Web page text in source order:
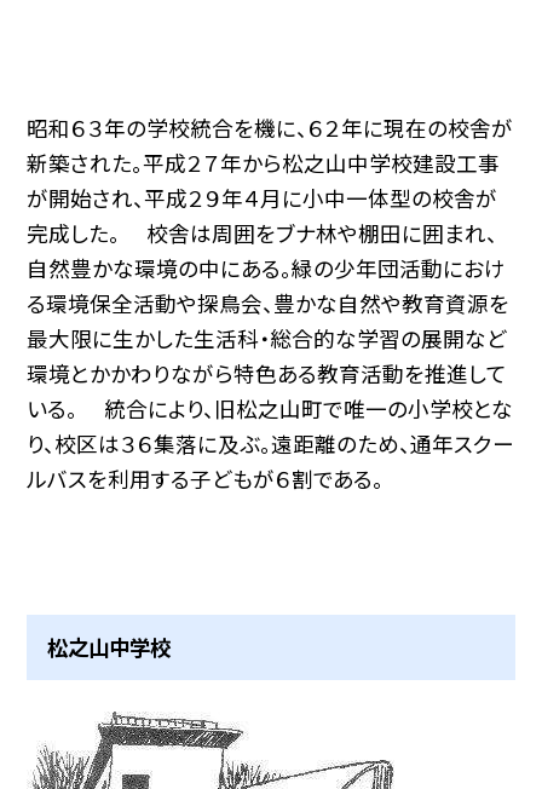
昭和６３年の学校統合を機に、６２年に現在の校舎が
新築された。平成２７年から松之山中学校建設工事
が開始され、平成２９年４月に小中一体型の校舎が
完成した。 校舎は周囲をブナ林や棚田に囲まれ、
自然豊かな環境の中にある。緑の少年団活動におけ
る環境保全活動や探鳥会、豊かな自然や教育資源を
最大限に生かした生活科・総合的な学習の展開など
環境とかかわりながら特色ある教育活動を推進して
いる。 統合により、旧松之山町で唯一の小学校とな
り、校区は３６集落に及ぶ。遠距離のため、通年スクー
ルバスを利用する子どもが６割である。
松之山中学校